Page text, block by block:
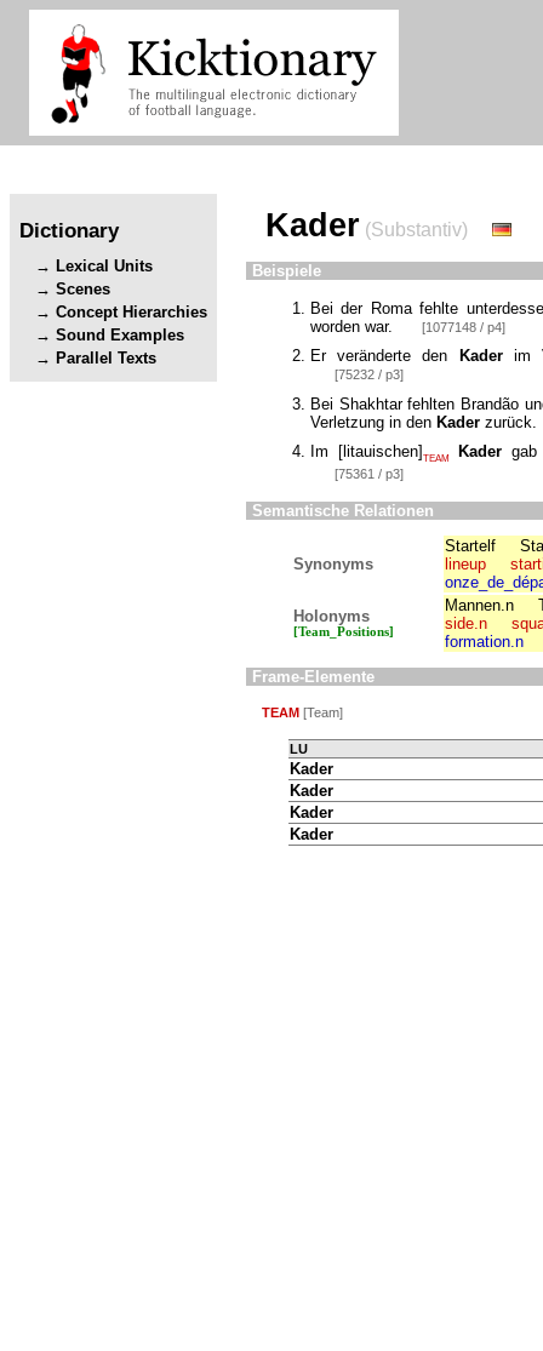
Dictionary
Lexical Units
Scenes
Concept Hierarchies
Sound Examples
Parallel Texts
Kader (Substantiv)
Beispiele
Bei der Roma fehlte
worden war.
[1077148 / p4]
Er veränderte den Kaderim
[75232 / p3]
Bei Shakhtar fehlten Brandão
Verletzung in den Kader zurück.
Im
[litauischen] TEAM Kader gab
[75361 / p3]
Semantische Relationen
Synonyms
Startelf
lineup
Holonyms
[Team_Positions]
Mannen.n
side.n
formation.n
Frame-Elemente
TEAM [Team]
LU
Kader
Kader
Kader
Kader